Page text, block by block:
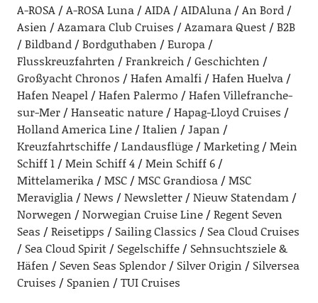
A-ROSA A-ROSA Luna AIDA AIDAluna
An Bord
Asien
Azamara Club Cruises Azamara Quest
B2B
Bildband
Bordguthaben
Europa
Flusskreuzfahrten
Frankreich
Geschichten
Großyacht Chronos
Hafen Amalfi
Hafen Huelva
Hafen Neapel
Hafen Palermo
Hafen Villefranche-
sur-Mer
Hanseatic nature
Hapag-Lloyd Cruises
Holland America Line
Italien
Japan
Kreuzfahrtschiffe
Landausflüge Marketing
Mein
Schiff 1
Mein Schiff 4
Mein Schiff 6
Mittelamerika
MSC MSC Grandiosa
MSC
Meraviglia
News Newsletter
Nieuw Statendam
Norwegen
Norwegian Cruise Line
Regent Seven
Seas
Reisetipps Sailing Classics
Sea Cloud Cruises
Sea Cloud Spirit
Segelschiffe
Sehnsuchtsziele &
Häfen
Seven Seas Splendor Silver Origin
Silversea
Cruises
Spanien TUI Cruises